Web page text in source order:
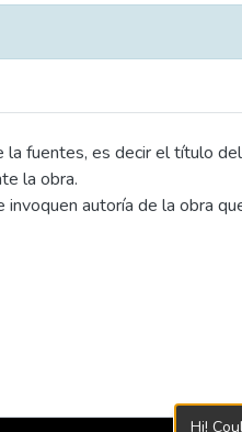
fuentes, es decir el título
la obra.
autoría de la obra
Hi!